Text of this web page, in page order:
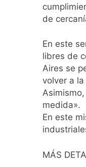
de
En este
libres de
Aires se
volver a
medida».
En este
MÁS